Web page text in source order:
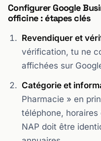
Configurer Google
officine : étapes clés
Revendiquer et
vérification, tu ne
affichées sur
Catégorie et
Pharmacie » en
téléphone,
NAP doit être